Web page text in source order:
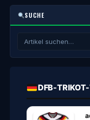
SUCHE
DFB-